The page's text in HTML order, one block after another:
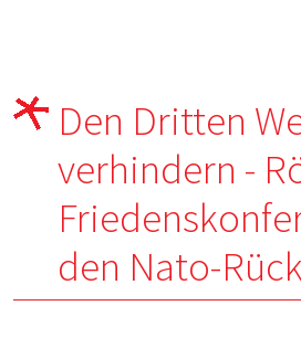
Den Dritten
verhindern -
den Nato-